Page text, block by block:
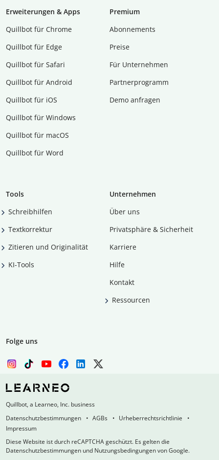
Erweiterungen & Apps
Quillbot für Chrome
Quillbot für Edge
Quillbot für Safari
Quillbot für Android
Quillbot für iOS
Quillbot für Windows
Quillbot für macOS
Quillbot für Word
Premium
Abon­ne­ments
Preise
Für Unternehmen
Partnerprogramm
Demo anfragen
Tools
Schreibhilfen
Textkorrektur
Zitieren und Originalität
KI-Tools
Unternehmen
Über uns
Privatsphäre & Sicherheit
Karriere
Hilfe
Kontakt
Ressourcen
Folge uns
Quillbot, a Learneo, Inc. business
Datenschutzbestimmungen
AGBs
Urheberrechtsrichtlinie
Impressum
Diese Website ist durch reCAPTCHA geschützt. Es gelten die
Datenschutzbestimmungen und Nutzungsbedingungen von Google.